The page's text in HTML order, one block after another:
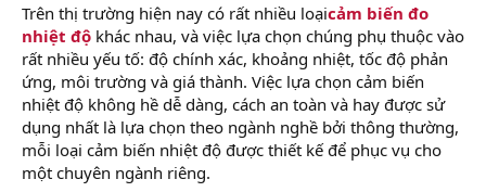
Trên thị trường hiện nay có rất nhiều loạicảm biến đo
nhiệt độ khác nhau, và việc lựa chọn chúng phụ thuộc vào
rất nhiều yếu tố: độ chính xác, khoảng nhiệt, tốc độ phản
ứng, môi trường và giá thành. Việc lựa chọn cảm biến
nhiệt độ không hề dễ dàng, cách an toàn và hay được sử
dụng nhất là lựa chọn theo ngành nghề bởi thông thường,
mỗi loại cảm biến nhiệt độ được thiết kế để phục vụ cho
một chuyên ngành riêng.